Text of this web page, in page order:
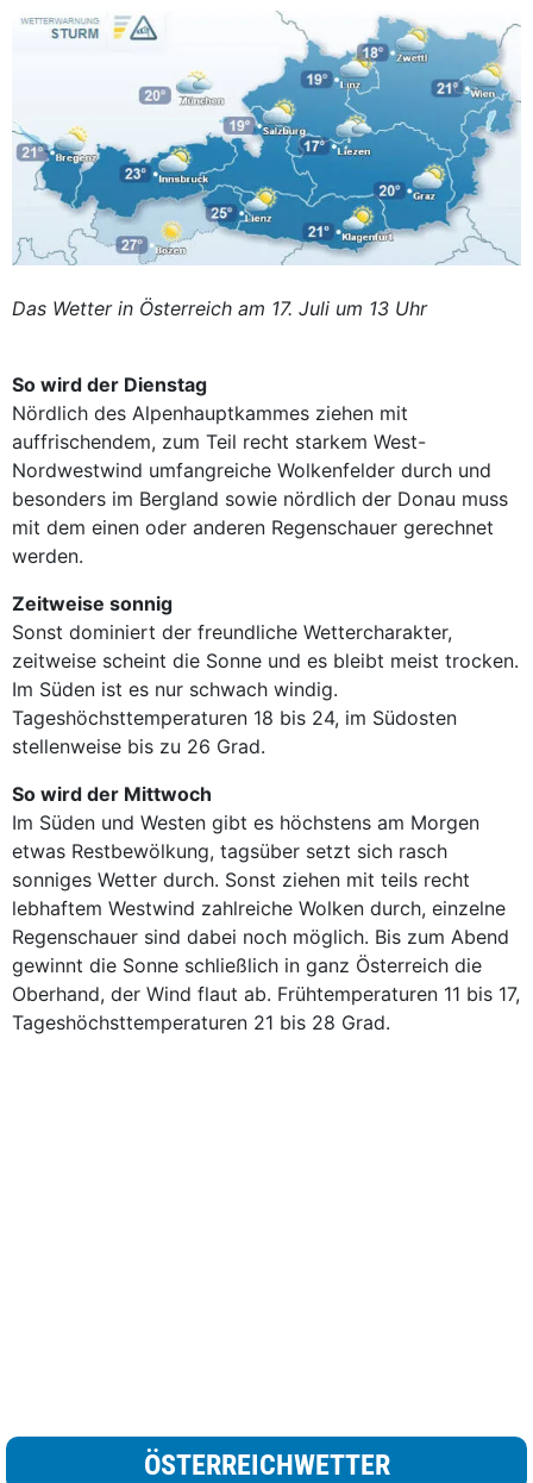
Das Wetter in Österreich am 17. Juli um 13 Uhr
So wird der Dienstag
Nördlich des Alpenhauptkammes ziehen mit
auffrischendem, zum Teil recht starkem West-
Nordwestwind umfangreiche Wolkenfelder durch und
besonders im Bergland sowie nördlich der Donau muss
mit dem einen oder anderen Regenschauer gerechnet
werden.
Zeitweise sonnig
Sonst dominiert der freundliche Wettercharakter,
zeitweise scheint die Sonne und es bleibt meist trocken.
Im Süden ist es nur schwach windig.
Tageshöchsttemperaturen 18 bis 24, im Südosten
stellenweise bis zu 26 Grad.
So wird der Mittwoch
Im Süden und Westen gibt es höchstens am Morgen
etwas Restbewölkung, tagsüber setzt sich rasch
sonniges Wetter durch. Sonst ziehen mit teils recht
lebhaftem Westwind zahlreiche Wolken durch, einzelne
Regenschauer sind dabei noch möglich. Bis zum Abend
gewinnt die Sonne schließlich in ganz Österreich die
Oberhand, der Wind flaut ab. Frühtemperaturen 11 bis 17,
Tageshöchsttemperaturen 21 bis 28 Grad.
ÖSTERREICHWETTER